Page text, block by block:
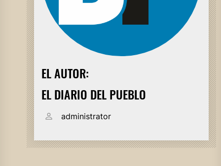
EL AUTOR:
EL DIARIO DEL PUEBLO
administrator